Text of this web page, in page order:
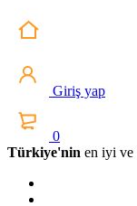
Giriş yap
0
Türkiye'nin en iyi ve